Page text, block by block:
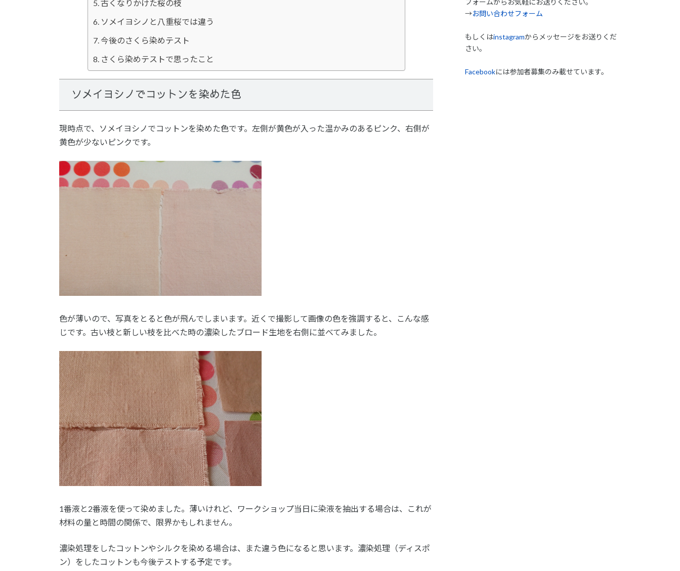
古くなりかけた桜の枝
ソメイヨシノと八重桜では違う
今後のさくら染めテスト
さくら染めテストで思ったこと
ソメイヨシノでコットンを染めた色
現時点で、ソメイヨシノでコットンを染めた色です。左側が黄色が入った温かみのあるピンク、右側が
黄色が少ないピンクです。
色が薄いので、写真をとると色が飛んでしまいます。近くで撮影して画像の色を強調すると、こんな感
じです。古い枝と新しい枝を比べた時の濃染したブロード生地を右側に並べてみました。
1番液と2番液を使って染めました。薄いけれど、ワークショップ当日に染液を抽出する場合は、これが
材料の量と時間の関係で、限界かもしれません。
濃染処理をしたコットンやシルクを染める場合は、また違う色になると思います。濃染処理（ディスポ
ン）をしたコットンも今後テストする予定です。
フォームからお気軽にお送りください。
→お問い合わせフォーム
もしくはinstagramからメッセージをお送りくだ
さい。
Facebookには参加者募集のみ載せています。